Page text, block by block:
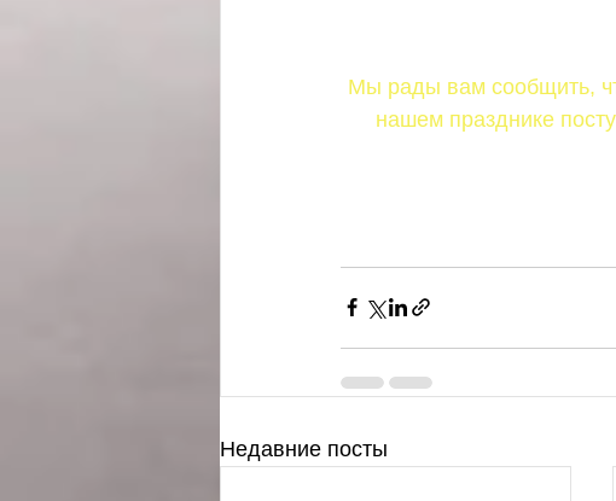
Мы рады вам сообщить,
нашем празднике
Недавние посты